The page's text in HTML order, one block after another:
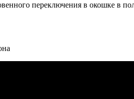
переключения в окошке в